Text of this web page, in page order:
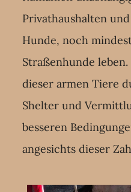
Privathaushalten
Hunde, noch
Straßenhunde
dieser armen Tiere
Shelter und
besseren
angesichts dieser